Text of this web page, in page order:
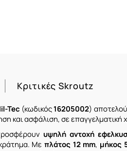
Κριτικές Skroutz
Tec (κωδικός16205002)
και ασφάλιση, σε επαγγελματική
υψηλή αντοχή
Μεπλάτος 12 mm, μήκος